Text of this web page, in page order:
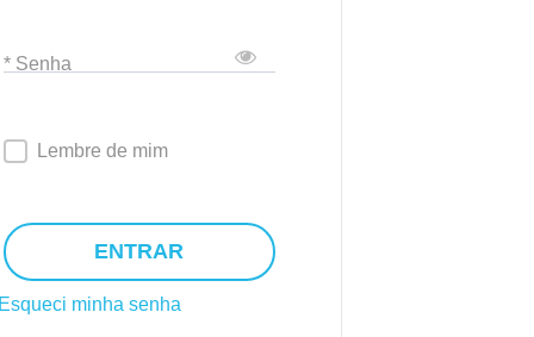
* Senha
Lembre de mim
ENTRAR
minha senha